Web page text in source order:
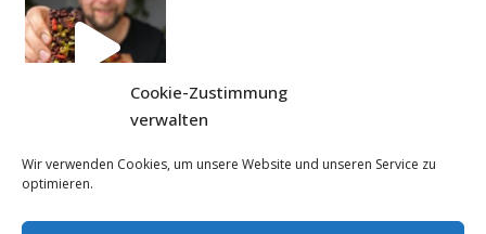
Cookie-Zustimmung
verwalten
Wir verwenden Cookies, um unsere Website und unseren Service zu
optimieren.